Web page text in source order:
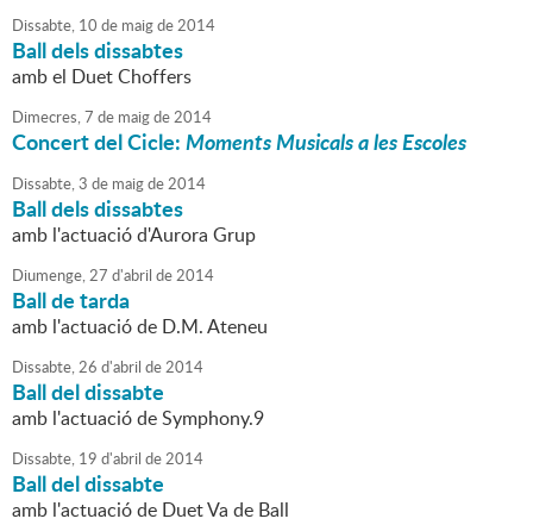
Dissabte, 10 de maigde2014
Ball dels dissabtes
amb el Duet Choffers
Dimecres,7 de maigde2014
Concert del Cicle:Moments Musicals a les Escoles
Dissabte,3 de maigde2014
Ball dels dissabtes
amb l'actuació d'Aurora Grup
Diumenge,27 d'abril de2014
Ball de tarda
amb l'actuació de D.M. Ateneu
Dissabte,26 d'abril de2014
Ball del dissabte
amb l'actuació de Symphony.9
Dissabte, 19 d'abril de2014
Ball del dissabte
amb l'actuació de Duet Va de Ball